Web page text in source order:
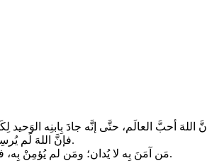
إنَّ اللهَ أحبَّ العالَم، حتَّى إنَّه جادَ بِابنِه
فإنَّ اللهَ لَم يُرسِلِ ابنَه إِلى العالَم لِيَدينَ العالَم، بل لِيُخَلِّصَ بِه العالَم.
مَن آمَنَ بِه لا يُدان؛ ومَن لم يُؤمِنْ بِه، فقَد دِينَ مُنذُ الآن، لأنَّهُ لم يُؤمِنْ بِاسمِ ابنِ اللهِ الوَحيد.